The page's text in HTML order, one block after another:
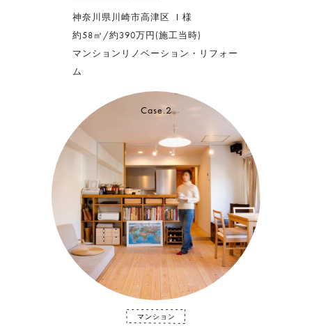
神奈川県川崎市高津区 Ｉ様
約58㎡/約390万円(施工当時)
マンションリノベーション・リフォー
ム
Case.2
マンション